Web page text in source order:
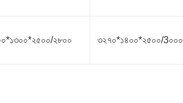
২৮০০ ৩২৭০*১৪০০*২৫০০/3০০০